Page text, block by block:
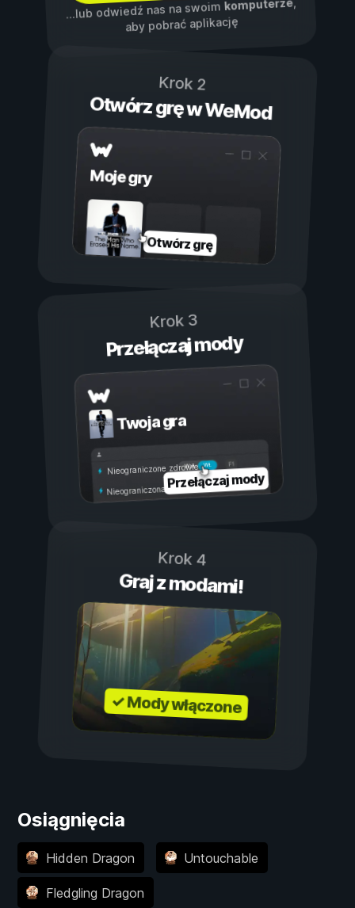
...lub odwiedź nas na swoim komputerze
aby pobrać aplikację
Krok 2
Otwórz grę w WeMod
Moje gry
Otwórz grę
Krok 3
Przełączaj mody
Twoja gra
Wł.
Wył.
Nieograniczone zdrowie
Nieograniczona wytrzymałość
Przełączaj mody
Krok 4
Graj z modami!
✓ Mody włączone
Osiągnięcia
Hidden Dragon Untouchable
Fledgling Dragon